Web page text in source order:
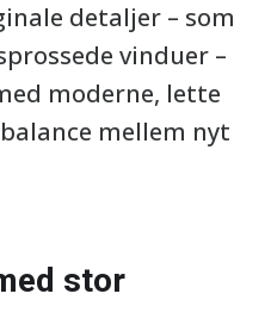
detaljer – som
vinduer –
moderne, lette
mellem nyt
stor